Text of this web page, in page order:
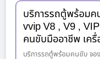
บริการรถตู้พร้อม
vvip V8 , V9 ,
คนขับมืออาชีพ เค
บริการรถตู้พร้อมคนขับ จอ